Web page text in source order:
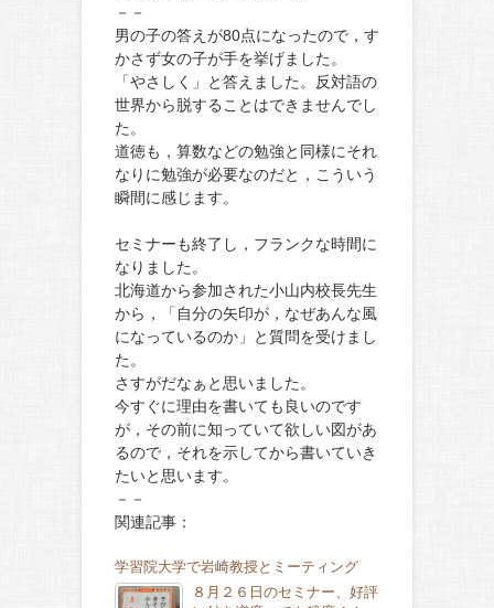
－－
男の子の答えが80点になったので，す
かさず女の子が手を挙げました。
「やさしく」と答えました。反対語の
世界から脱することはできませんでし
た。
道徳も，算数などの勉強と同様にそれ
なりに勉強が必要なのだと，こういう
瞬間に感じます。
セミナーも終了し，フランクな時間に
なりました。
北海道から参加された小山内校長先生
から，「自分の矢印が，なぜあんな風
になっているのか」と質問を受けまし
た。
さすがだなぁと思いました。
今すぐに理由を書いても良いのです
が，その前に知っていて欲しい図があ
るので，それを示してから書いていき
たいと思います。
－－
関連記事：
学習院大学で岩崎教授とミーティング
８月２６日のセミナー、好評